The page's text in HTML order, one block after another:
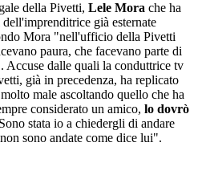
della Pivetti, Lele Mora che ha
già esternate
Mora "nell'ufficio della Pivetti
paura, che facevano parte di
Accuse dalle quali la conduttrice tv
già in precedenza, ha replicato
male ascoltando quello che ha
considerato un amico, lo dovrò
stata io a chiedergli di andare
sono andate come dice lui".